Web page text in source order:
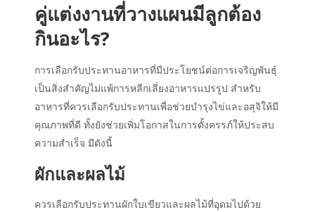
คู่แต่งงานที่วางแผนมีลูกต้อง
กินอะไร?
การเลือกรับประทานอาหารที่มีประโยชน์ต่อการเจริญพันธุ์
เป็นสิ่งสำคัญไม่แพ้การหลีกเลี่ยงอาหารแปรรูป สำหรับ
อาหารที่ควรเลือกรับประทานเพื่อช่วยบำรุงไข่และอสุจิให้มี
คุณภาพที่ดี ทั้งยังช่วยเพิ่มโอกาสในการตั้งครรภ์ให้ประสบ
ความสำเร็จ มีดังนี้
ผักและผลไม้
ควรเลือกรับประทานผักใบเขียวและผลไม้ที่อุดมไปด้วย